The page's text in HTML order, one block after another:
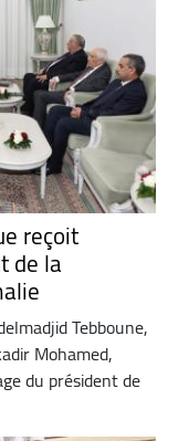
reçoit
de la
Tebboune,
Mohamed,
du président de